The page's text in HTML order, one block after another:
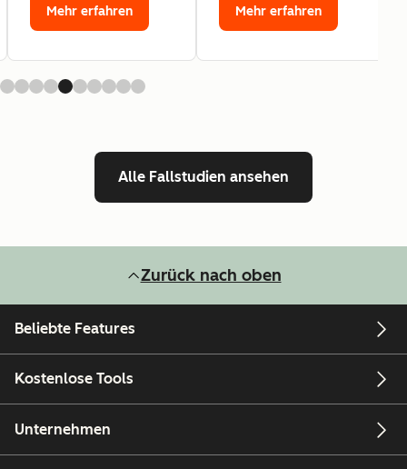
Mehr erfahren Mehr erfahren
Alle Fallstudien ansehen
Zurück nach oben
Beliebte Features
Kostenlose Tools
Unternehmen